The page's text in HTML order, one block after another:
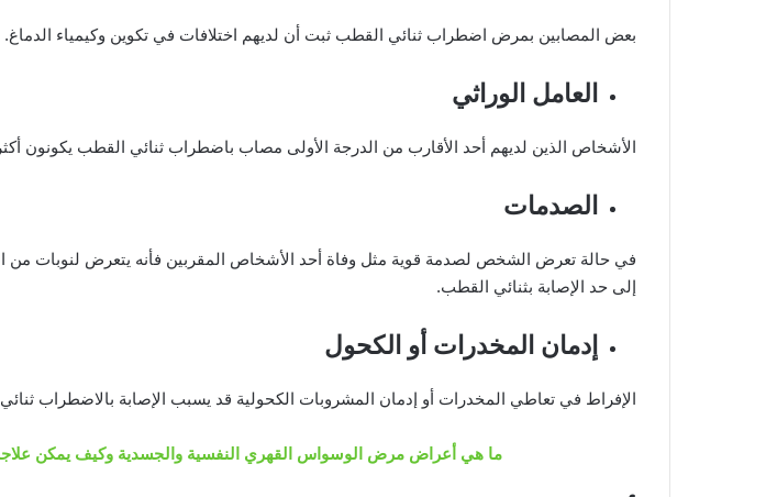
بعض المصابين بمرض اضطراب ثنائي القطب ثبت أن لديهم اختلافات في تكوين وكيمياء الدماغ.
العامل الوراثي
الأشخاص الذين لديهم أحد الأقارب من الدرجة الأولى مصاب باضطراب ثنائي القطب يكونون
الصدمات
في حالة تعرض الشخص لصدمة قوية مثل وفاة أحد الأشخاص المقربين فأنه يتعرض لنوبات من
إلى حد الإصابة بثنائي القطب.
إدمان المخدرات أو الكحول
الإفراط في تعاطي المخدرات أو إدمان المشروبات الكحولية قد يسبب الإصابة بالاضطراب
ما هي أعراض مرض الوسواس القهري النفسية والجسدية وكيف يمكن